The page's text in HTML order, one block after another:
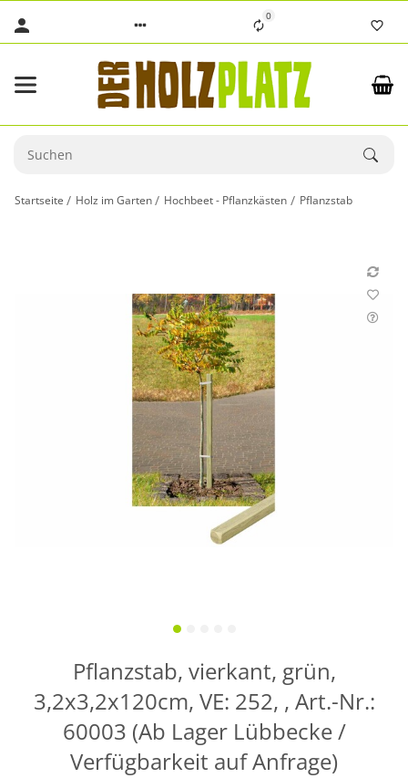
0
Startseite Holz im Garten Hochbeet - Pflanzkästen Pflanzstab
Pflanzstab, vierkant, grün,
3,2x3,2x120cm, VE: 252, , Art.-Nr.:
60003 (Ab Lager Lübbecke /
Verfügbarkeit auf Anfrage)